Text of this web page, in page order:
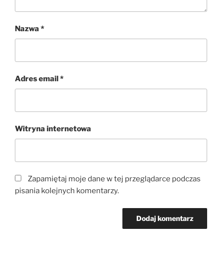
Nazwa *
Adres email*
Witryna internetowa
Zapamiętaj moje dane w tej przeglądarce podczas
pisania kolejnych komentarzy.